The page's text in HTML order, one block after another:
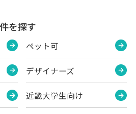
を探す
ペット可
デザイナーズ
近畿大学生向け